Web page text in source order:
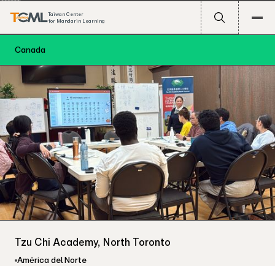
Taiwan Center
for Mandarin Learning
Canada
Tzu Chi Academy, North Toronto
América del Norte